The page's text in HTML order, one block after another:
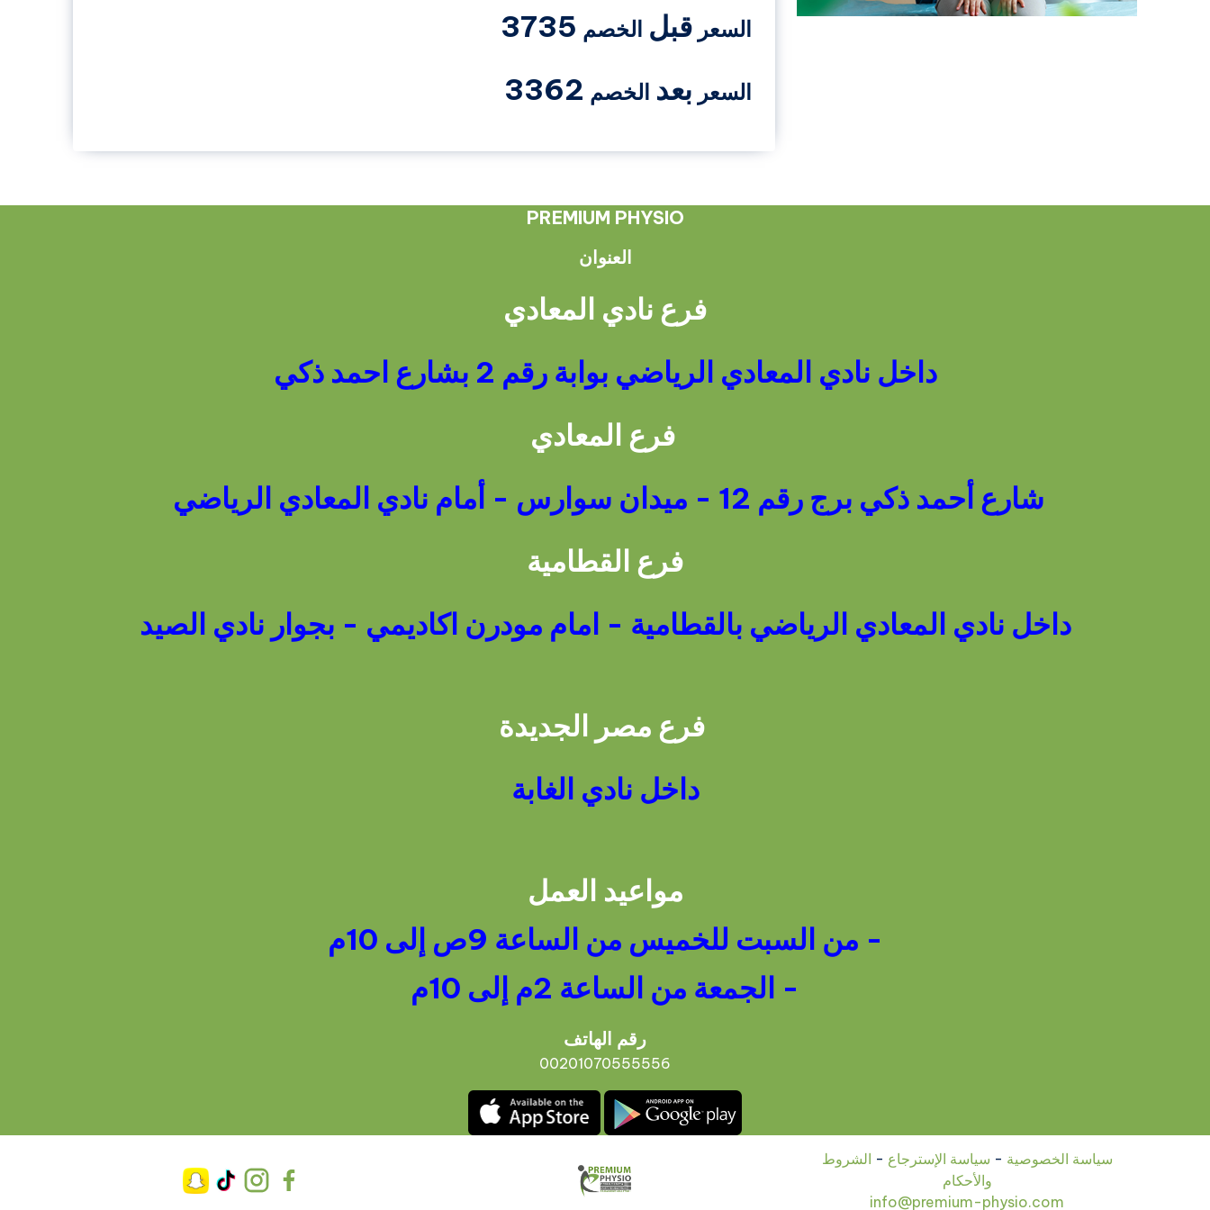
السعر قبل الخصم 3735
السعر بعد الخصم 3362
PREMIUM PHYSIO
العنوان
فرع نادي المعادي
داخل نادي المعادي الرياضي بوابة رقم 2 بشارع احمد ذكي
فرع المعادي
شارع أحمد ذكي برج رقم 12 - ميدان سوارس - أمام نادي المعادي الرياضي
فرع القطامية
داخل نادي المعادي الرياضي بالقطامية - امام مودرن اكاديمي - بجوار نادي الصيد
فرع مصر الجديدة
داخل نادي الغابة
مواعيد العمل
- من السبت للخميس من الساعة 9ص إلى 10م
- الجمعة من الساعة 2م إلى 10م
رقم الهاتف
00201070555556
سياسة الخصوصية - سياسة الإسترجاع - الشروط
والأحكام
info@premium-physio.com